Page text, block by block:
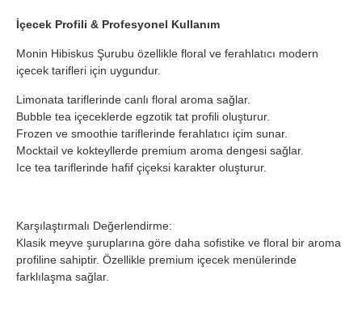
İçecek Profili & Profesyonel Kullanım
Monin Hibiskus Şurubu özellikle floral ve ferahlatıcı modern
içecek tarifleri için uygundur.
Limonata tariflerinde canlı floral aroma sağlar.
Bubble tea içeceklerde egzotik tat profili oluşturur.
Frozen ve smoothie tariflerinde ferahlatıcı içim sunar.
Mocktail ve kokteyllerde premium aroma dengesi sağlar.
Ice tea tariflerinde hafif çiçeksi karakter oluşturur.
Karşılaştırmalı Değerlendirme:
Klasik meyve şuruplarına göre daha sofistike ve floral bir aroma
profiline sahiptir. Özellikle premium içecek menülerinde
farklılaşma sağlar.